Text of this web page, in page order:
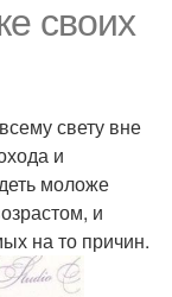
своих
свету вне
и
моложе
и
на то причин.